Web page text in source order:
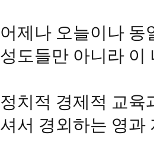
어제나 오늘이나 동
성도들만 아니라 이
정치적 경제적 교육
셔서 경외하는 영과